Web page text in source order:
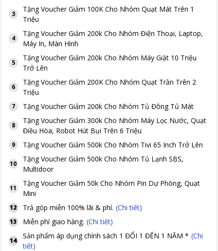
3
TặngVoucher Giảm 100K Cho Nhóm Quạt Mát Trên 1
Triệu
4
TặngVoucher Giảm 200k Cho Nhóm Điện Thoại, Laptop,
Máy In, Màn Hình
5
TặngVoucher Giảm 200k Cho Nhóm Máy Giặt 10 Triệu
Trở Lên
6
TặngVoucher Giảm 200K Cho Nhóm Quạt Trần Trên 2
Triệu
7 TặngVoucher Giảm 200k Cho Nhóm Tủ Đông Tủ Mát
8
TặngVoucher Giảm 300k Cho Nhóm Máy Lọc Nước, Quạt
Điều Hòa, Robot Hút Bụi Trên 6 Triệu
9 TặngVoucher Giảm 500k Cho Nhóm Tivi 65 Inch Trở Lên
10
TặngVoucher Giảm 500k Cho Nhóm Tủ Lạnh SBS,
Multidoor
11
TặngVoucher Giảm 50k Cho Nhóm Pin Dự Phòng, Quạt
Mini
12 Trả góp miễn 100% lãi & phí. (Chi tiết)
13 Miễn phí giao hàng. (Chi tiết)
14
Sản phẩm áp dụng chính sách 1 ĐỔI 1 ĐẾN 1 NĂM * (Chi
tiết)